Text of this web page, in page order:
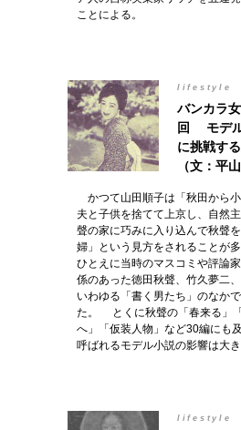
ことによる。
lifestyle
バンカラ
回 モデル
に挑戦す
（文：平
かつて山田順子は「秋田から
夫と子供を捨てて上京し、自然
聲の家に巧みに入り込んで秋聲
婦」という見方をされることが
ひとえに当時のマスコミや評論
係のあった徳田秋聲、竹久夢二、
いわゆる「書く男たち」のなか
た。 とくに秋聲の「春来る」
へ」「仮装人物」など30編にも
呼ばれるモデル小説の影響は大き
lifestyle